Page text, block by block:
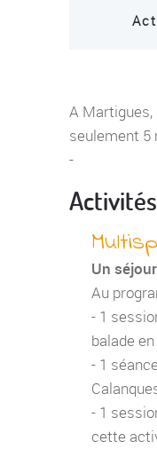
A Martigues,
seulement 5
-
Un
Au
- 1
balade
- 1
- 1
cette